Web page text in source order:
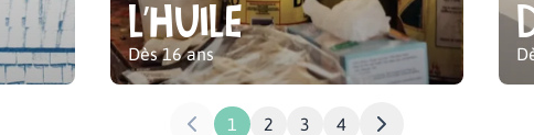
l’huile
Dès 16 ans
1 2 3 4